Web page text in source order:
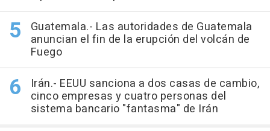
Guatemala.- Las autoridades de Guatemala
anuncian el fin de la erupción del volcán de
Fuego
Irán.- EEUU sanciona a dos casas de cambio,
cinco empresas y cuatro personas del
sistema bancario "fantasma" de Irán